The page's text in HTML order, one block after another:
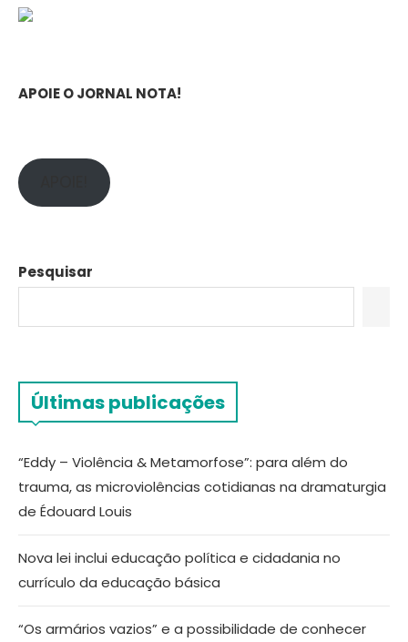
APOIE O JORNAL NOTA!
Pesquisar
Últimas publicações
“Eddy – Violência & Metamorfose”: para além do
trauma, as microviolências cotidianas na dramaturgia
de Édouard Louis
Nova lei inclui educação política e cidadania no
currículo da educação básica
“Os armários vazios” e a possibilidade de conhecer